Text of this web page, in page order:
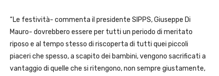
“Le festività- commenta il presidente SIPPS, Giuseppe Di
Mauro- dovrebbero essere per tutti un periodo di meritato
riposo e al tempo stesso di riscoperta di tutti quei piccoli
piaceri che spesso, a scapito dei bambini, vengono sacrificati a
vantaggio di quelle che si ritengono, non sempre giustamente,